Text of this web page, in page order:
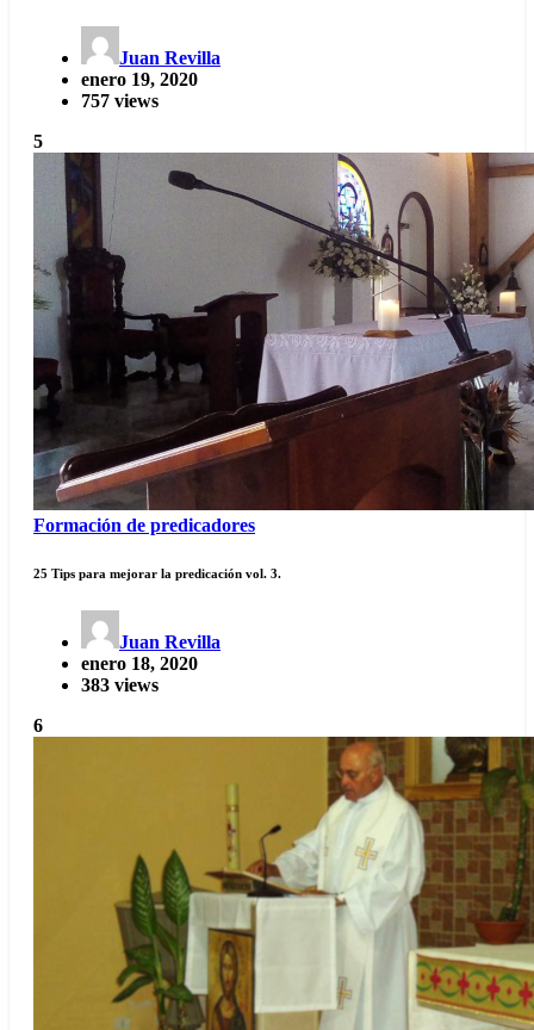
Juan Revilla
enero 19, 2020
757 views
5
Formación de predicadores
25 Tips para mejorar la predicación vol. 3.
Juan Revilla
enero 18, 2020
383 views
6